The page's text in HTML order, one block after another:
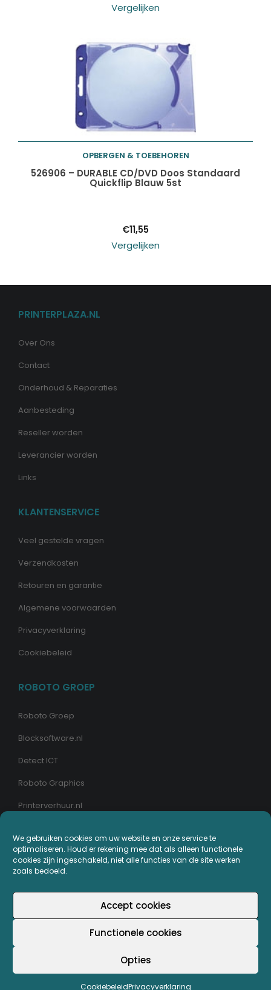
We gebruiken cookies om uw website en onze service te
optimaliseren. Houd er rekening mee dat als alleen functionele
cookies zijn ingeschakeld, niet alle functies van de site werken
zoals bedoeld.
Accept cookies
Functionele cookies
Opties
CookiebeleidPrivacyverklaring
Vergelijken
Toevoegen aan
OPBERGEN & TOEBEHOREN
526906 – DURABLE CD/DVD Doos Standaard
Quickflip Blauw 5st
€11,55
Vergelijken
PRINTERPLAZA.NL
Over Ons
Contact
Onderhoud & Reparaties
Aanbesteding
Reseller worden
Leverancier worden
Links
KLANTENSERVICE
Veel gestelde vragen
Verzendkosten
Retouren en garantie
Algemene voorwaarden
Privacyverklaring
Cookiebeleid
ROBOTO GROEP
Roboto Groep
Blocksoftware.nl
Detect ICT
Roboto Graphics
Printerverhuur.nl
MIJN PRINTERPLAZA.NL
Bestellingen
Mijn Printerpunten
Wachtwoord vergeten